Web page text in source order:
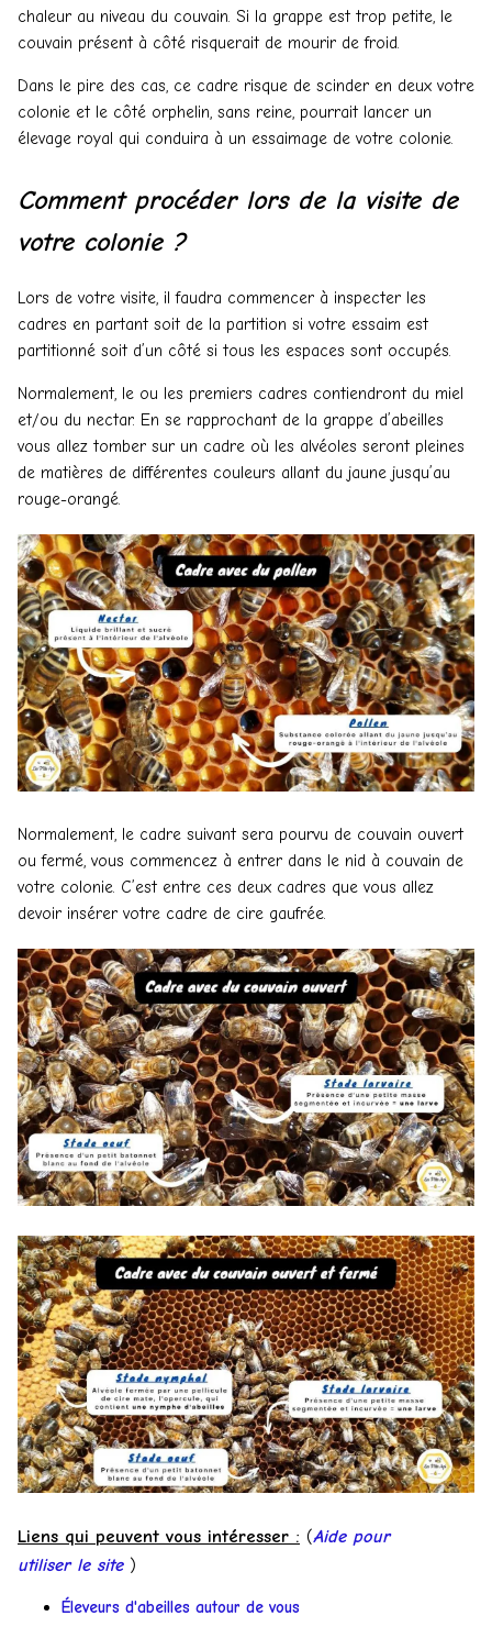
chaleur au niveau du couvain. Si la grappe est trop petite, le
couvain présent à côté risquerait de mourir de froid.
Dans le pire des cas, ce cadre risque de scinder en deux votre
colonie et le côté orphelin, sans reine, pourrait lancer un
élevage royal qui conduira à un essaimage de votre colonie.
Comment procéder lors de la visite de
votre colonie ?
Lors de votre visite, il faudra commencer à inspecter les
cadres en partant soit de la partition si votre essaim est
partitionné soit d’un côté si tous les espaces sont occupés.
Normalement, le ou les premiers cadres contiendront du miel
et/ou du nectar. En se rapprochant de la grappe d’abeilles
vous allez tomber sur un cadre où les alvéoles seront pleines
de matières de différentes couleurs allant du jaune jusqu’au
rouge-orangé.
Normalement, le cadre suivant sera pourvu de couvain ouvert
ou fermé, vous commencez à entrer dans le nid à couvain de
votre colonie. C’est entre ces deux cadres que vous allez
devoir insérer votre cadre de cire gaufrée.
Liens qui peuvent vous intéresser : (Aide pour
utiliser le site )
Éleveurs d'abeilles autour de vous